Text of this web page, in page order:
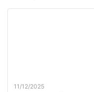
11/12/2025